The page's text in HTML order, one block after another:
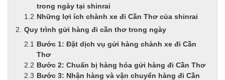
trong ngày tại shinrai
Những lợi ích chành xe đi Cần Thơ của shinrai
Quy trình gửi hàng đi cần thơ trong ngày
Bước 1: Đặt dịch vụ gửi hàng chành xe đi Cần
Thơ
Bước 2: Chuẩn bị hàng hóa gửi hàng đi Cần Thơ
Bước 3: Nhận hàng và vận chuyển hàng đi Cần